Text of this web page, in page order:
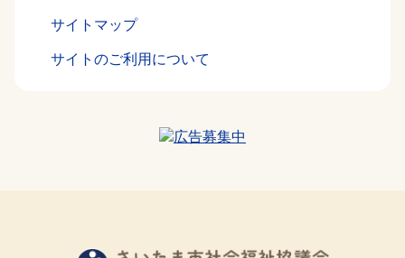
サイトマップ
サイトのご利用について